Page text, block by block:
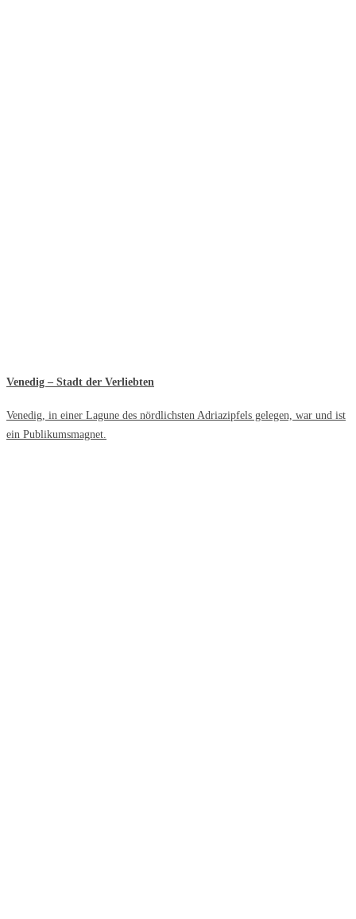
Venedig – Stadt der Verliebten
Venedig, in einer Lagune des nördlichsten Adriazipfels gelegen, war und ist
ein Publikumsmagnet.